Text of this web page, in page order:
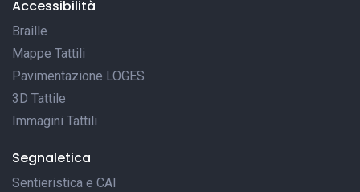
Accessibilità
Braille
Mappe Tattili
Pavimentazione LOGES
3D Tattile
Immagini Tattili
Segnaletica
Sentieristica e CAI